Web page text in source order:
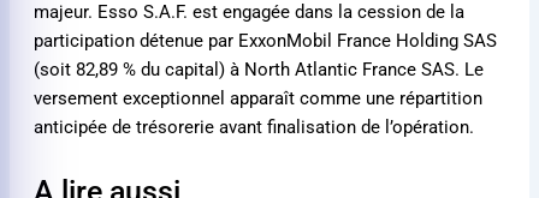
majeur. Esso S.A.F. est engagée dans la cession de la
participation détenue par ExxonMobil France Holding SAS
(soit 82,89 % du capital) à North Atlantic France SAS. Le
versement exceptionnel apparaît comme une répartition
anticipée de trésorerie avant finalisation de l’opération.